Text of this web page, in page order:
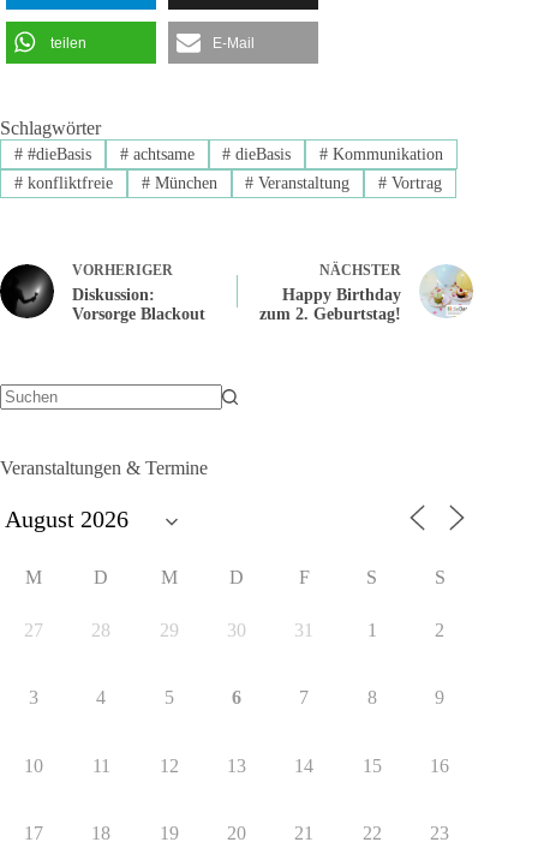
teilen E-Mail
Schlagwörter
##dieBasis #achtsame # dieBasis # Kommunikation
#konfliktfreie #München # Veranstaltung # Vortrag
VORHERIGER
Diskussion:
Vorsorge Blackout
NÄCHSTER
Happy Birthday
zum 2. Geburtstag!
Veranstaltungen & Termine
M D M D F S S
27 28 29 30 31 1 2
3 4 5 6 7 8 9
10 11 12 13 14 15 16
17 18 19 20 21 22 23